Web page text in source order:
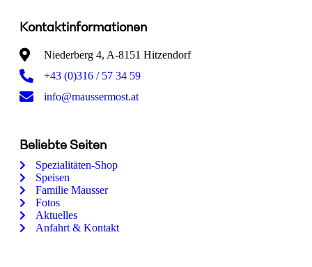
Kontaktinformationen
Niederberg 4, A-8151 Hitzendorf
+43 (0)316 / 57 34 59
info@maussermost.at
Beliebte Seiten
Spezialitäten-Shop
Speisen
Familie Mausser
Fotos
Aktuelles
Anfahrt & Kontakt